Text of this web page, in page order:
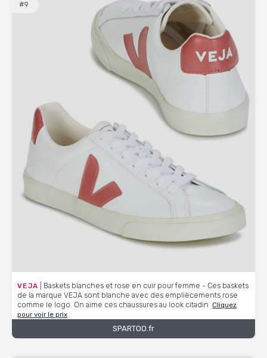
#9
VEJA | Baskets blanches et rose en cuir pour femme - Ces baskets
de la marque VEJA sont blanche avec des empliècements rose
comme le logo. On aime ces chaussures au look citadin Cliquez
pour voir le prix
SPARTOO.fr